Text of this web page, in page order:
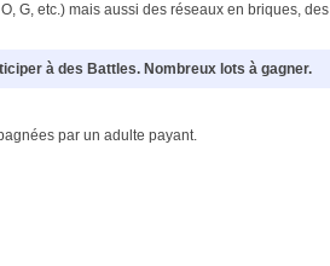
G, etc.) mais aussi des réseaux en briques, des
à des Battles. Nombreux lots à gagner.
par un adulte payant.